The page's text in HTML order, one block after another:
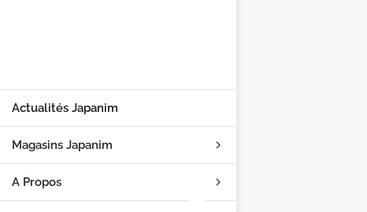
Actualités Japanim
Magasins Japanim
A Propos